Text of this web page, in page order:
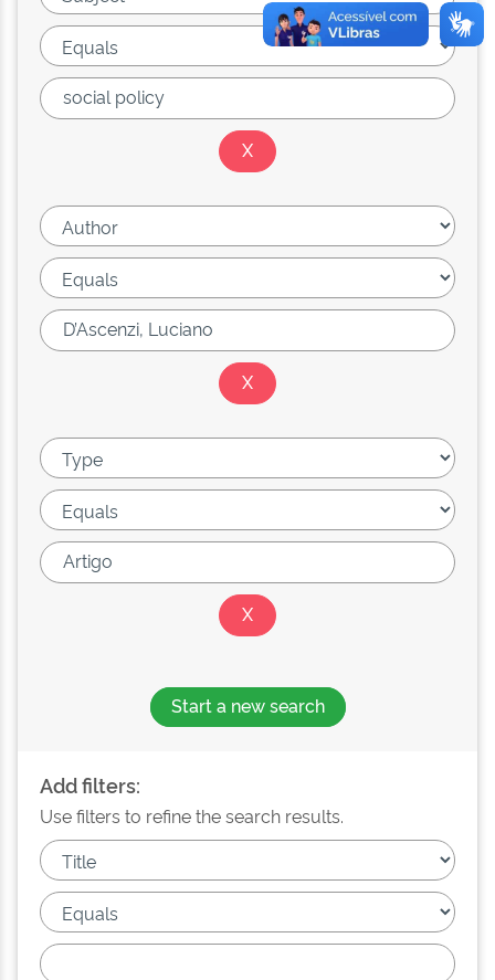
Start a new search
Add filters:
Use filters to refine the search results.